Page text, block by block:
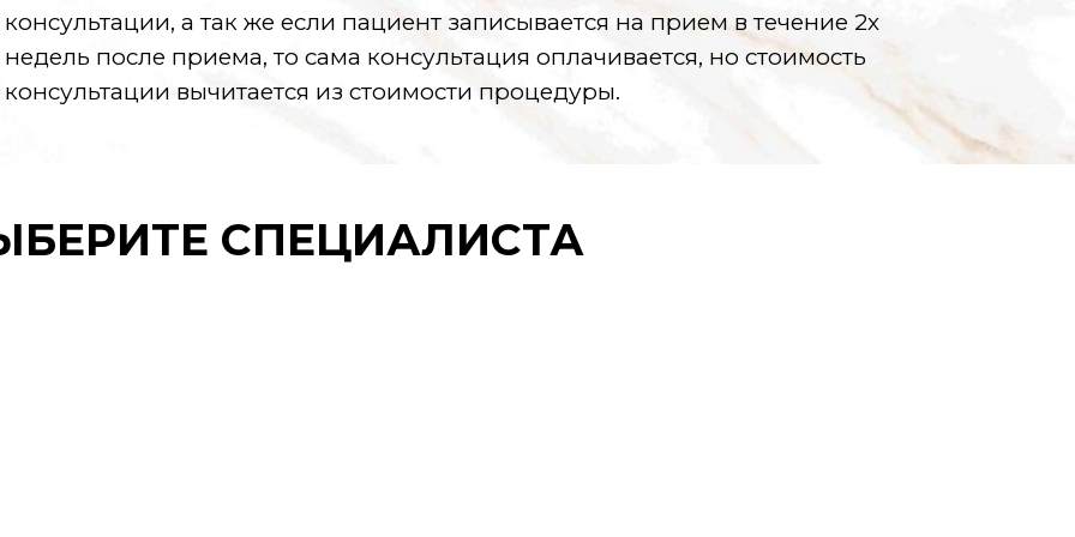
консультации, а так же если пациент записывается на прием в течение 2х
недель после приема, то сама консультация оплачивается, но стоимость
консультации вычитается из стоимости процедуры.
СПЕЦИАЛИСТА